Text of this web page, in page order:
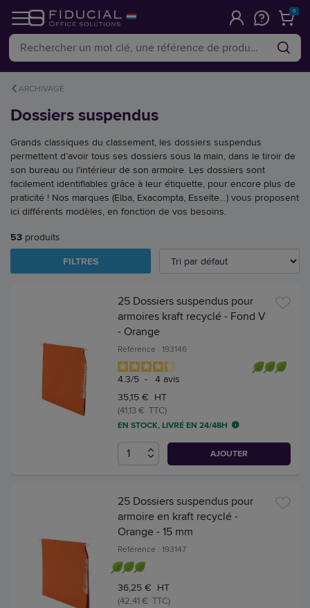
0
ARCHIVAGE
Dossiers suspendus
Grands classiques du classement, les dossiers suspendus
permettent d’avoir tous ses dossiers sous la main, dans le tiroir de
son bureau ou l’intérieur de son armoire. Les dossiers sont
facilement identifiables grâce à leur étiquette, pour encore plus de
praticité ! Nos marques (Elba, Exacompta, Esselte…) vous proposent
ici différents modèles, en fonction de vos besoins.
53 produits
FILTRES
25 Dossiers suspendus pour
armoires kraft recyclé - Fond V
- Orange
Référence : 193146
4.3/5 - 4 avis
35,15 € HT
(41,13 € TTC)
EN STOCK, LIVRÉ EN 24/48H
AJOUTER
25 Dossiers suspendus pour
armoire en kraft recyclé -
Orange - 15 mm
Référence : 193147
36,25 € HT
(42,41 € TTC)